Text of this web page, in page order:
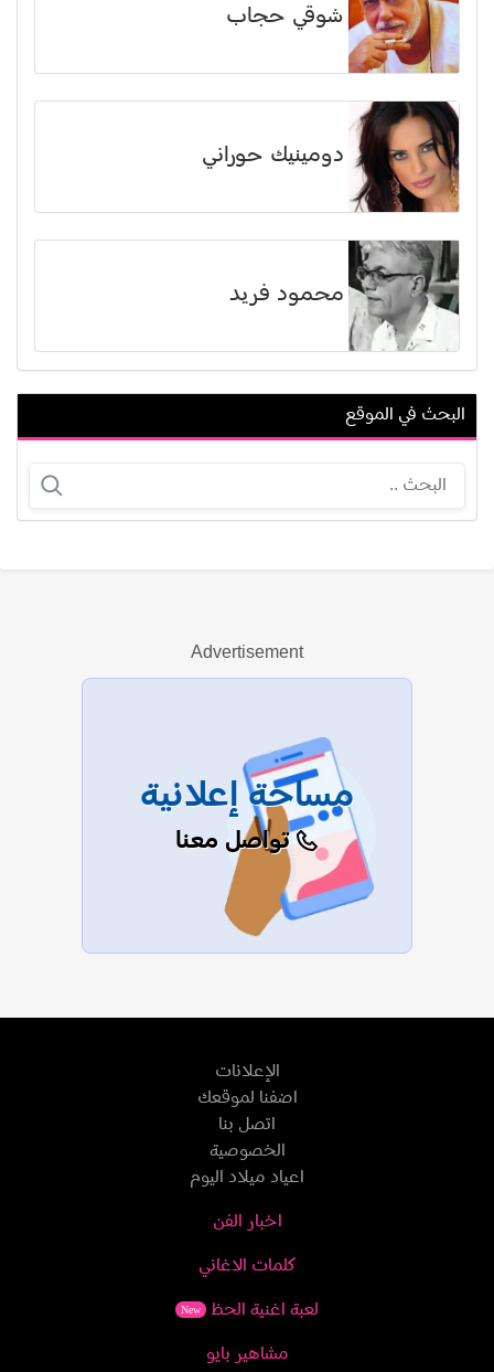
شوقي حجاب
دومينيك حوراني
محمود فريد
باد أس. سميث
عرض الكل
البحث في الموقع
Advertisement
مساحة إعلانية
تواصل معنا
الإعلانات
اضفنا لموقعك
اتصل بنا
الخصوصية
اعياد ميلاد اليوم
اخبار الفن
كلمات الاغاني
لعبة اغنية الحظ New
مشاهير بايو